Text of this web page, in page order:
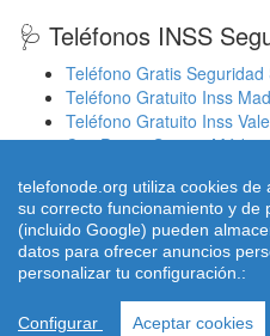
🩺 Teléfonos INSS
Teléfono Gratis
Teléfono Gratuito Inss
Teléfono Gratuito Inss
Cita Previa Sergas
Cita Previa Sas Intersas
© 2026 telefonode.org |
Privacidad|Política
telefonode.org utiliza cookies
su correcto funcionamiento y de
(incluido Google) pueden
datos para ofrecer anuncios
personalizar tu configuración.:
Configurar Aceptar cookies